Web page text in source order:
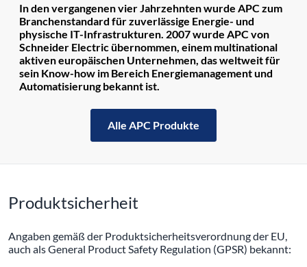
In den vergangenen vier Jahrzehnten wurde APC zum
Branchenstandard für zuverlässige Energie- und
physische IT-Infrastrukturen. 2007 wurde APC von
Schneider Electric übernommen, einem multinational
aktiven europäischen Unternehmen, das weltweit für
sein Know-how im Bereich Energiemanagement und
Automatisierung bekannt ist.
Alle APC Produkte
Produktsicherheit
Angaben gemäß der Produktsicherheitsverordnung der EU,
auch als General Product Safety Regulation (GPSR) bekannt: